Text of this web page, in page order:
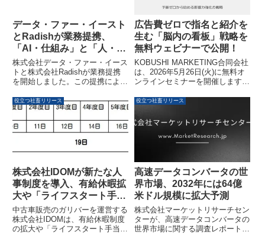
データ・ファー・イースト
とRadishが業務提携、
「AI・仕組み」と「人・対
話」を融合したトータル
BPO体制を構築
株式会社データ・ファー・イース
トと株式会社Radishが業務提携
を開始しました。この提携によ
業務の仕組み化と、人によるフロ
ントオフィス業務の融合が実現さ
れ、企業活動の入口から出口まで
を一気通貫で支援するトータル
BPO体制が構築されます。
広告費ゼロで指名と紹介を
生む「脳内の看板」戦略を
無料ウェビナーで公開！
KOBUSHI MARKETING合同会社
は、2026年5月26日(火)に無料オ
ンラインセミナーを開催します。
ない「脳内の看板」を築き、指名
て、代表の井上裕介氏が解説しま
す。CPA競争が激化する現代にお
いて、限られた予算で成果を出し
役立つ社畜リリース
株式会社IDOMが新たな人
事制度を導入、有給休暇拡
大や「ライフスタート手
当」新設で働きやすい環境
を整備
中古車販売のガリバーを運営する
株式会社IDOMは、有給休暇制度
の拡大や「ライフスタート手当」
役立つ社畜リリース
高速データコンバータの世
界市場、2032年には64億
米ドル規模に拡大予測
株式会社マーケットリサーチセン
ターが、高速データコンバータの
世界市場に関する調査レポートを